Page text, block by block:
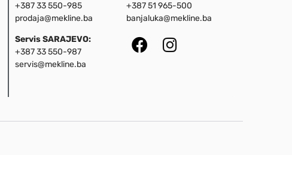
+387 33 550-985
prodaja@mekline.ba
Servis SARAJEVO:
+387 33 550-987
servis@mekline.ba
+387 51 965-500
banjaluka@mekline.ba